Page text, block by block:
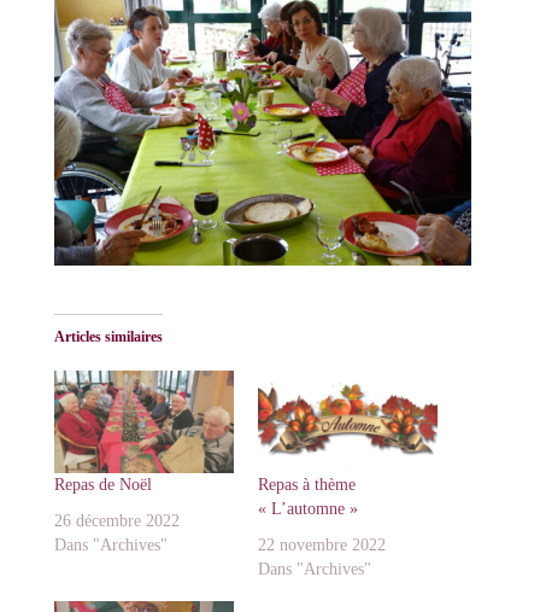
Articles similaires
Repas de Noël
26 décembre 2022
Dans "Archives"
Repas à thème
« L’automne »
22 novembre 2022
Dans "Archives"